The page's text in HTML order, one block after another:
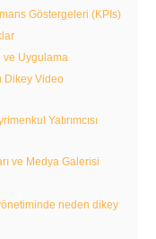
Göstergeleri (KPIs)
ve Uygulama
Dikey Video
Yatırımcısı
ve Medya Galerisi
neden dikey